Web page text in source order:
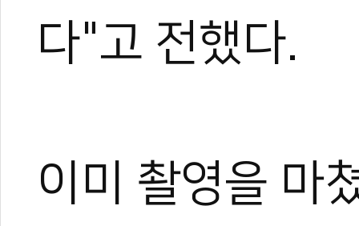
다"고 전했다.
이미 촬영을 마
#이민 #엘로레아 #ELOREA #권지훈